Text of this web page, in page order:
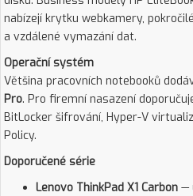
nabízejí krytku webkamery,
a vzdálené vymazání dat.
Operační systém
Většina pracovních notebooků
Pro. Pro firemní nasazení
BitLocker šifrování, Hyper-V
Policy.
Doporučené série
Lenovo ThinkPad X1 Carbon —